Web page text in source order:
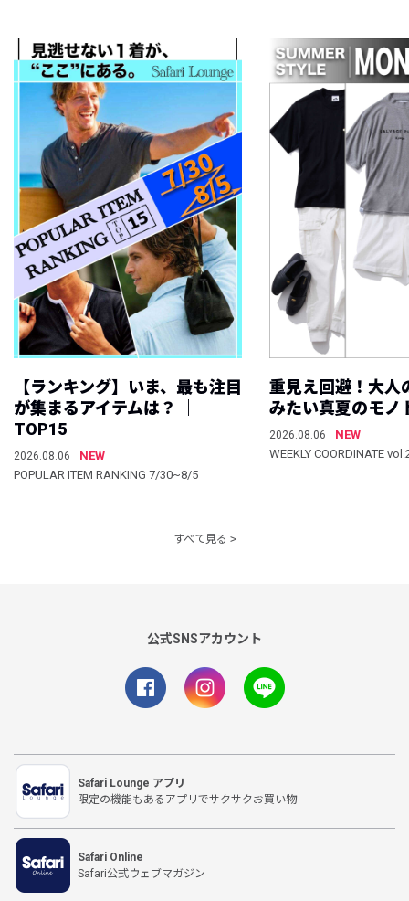
【ランキング】いま、最も注目
が集まるアイテムは？ ｜
TOP15
2026.08.06
NEW
POPULAR ITEM RANKING 7/30~8/5
重見え回避！大人
みたい真夏のモノ
2026.08.06
NEW
WEEKLY COORDINATE
すべて見る
公式SNSアカウント
Safari Lounge アプリ
限定の機能もあるアプリでサクサクお買い物
Safari Online
Safari公式ウェブマガジン